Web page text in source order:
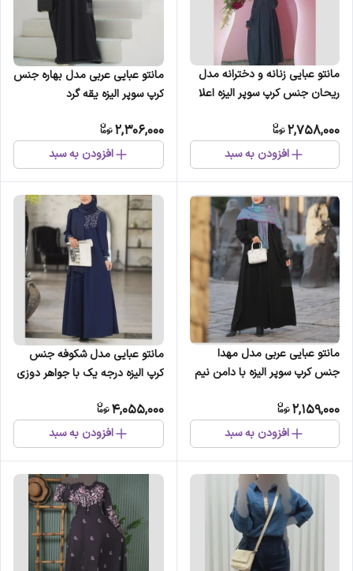
مانتو عبایی زنانه و دخترانه مدل
ریحان جنس کرپ سوپر الیزه اعلا
2,758,000
افزودن به سبد
مانتو عبایی عربی مدل بهاره جنس
کرپ سوپر الیزه یقه گرد
2,306,000
افزودن به سبد
مانتو عبایی عربی مدل مهدا
جنس کرپ سوپر الیزه با دامن نیم
2,159,000
افزودن به سبد
مانتو عبایی مدل شکوفه جنس
کرپ الیزه درجه یک با جواهر دوزی
4,055,000
افزودن به سبد